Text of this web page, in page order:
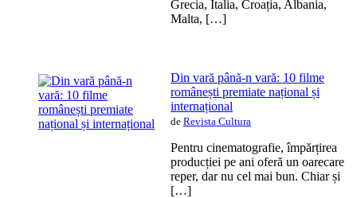
Grecia, Italia, Croația, Albania,
Malta, […]
Din vară până-n vară: 10 filme
românești premiate național și
internațional
de Revista Cultura
Pentru cinematografie, împărțirea
producției pe ani oferă un oarecare
reper, dar nu cel mai bun. Chiar și
[…]